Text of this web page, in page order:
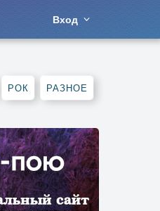
Вход
РОК РАЗНОЕ